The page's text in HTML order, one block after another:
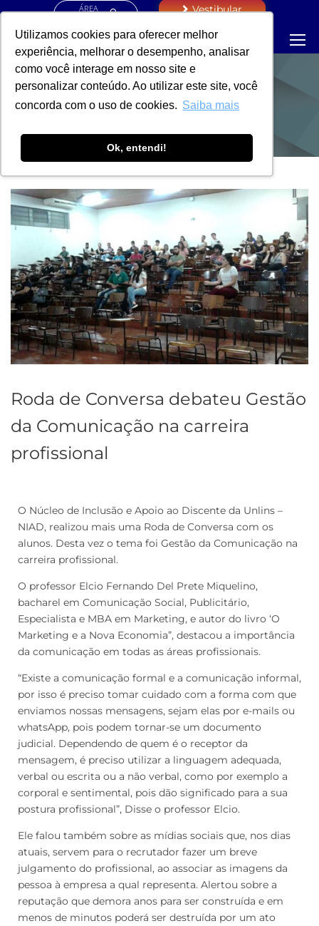
Utilizamos cookies para oferecer melhor
experiência, melhorar o desempenho, analisar
como você interage em nosso site e
personalizar conteúdo. Ao utilizar este site, você
concorda com o uso de cookies. Saiba mais
Ok, entendi!
ÁREA
Vestibular
NOTÍCIAS
Roda de Conversa debateu Gestão
da Comunicação na carreira
profissional
O Núcleo de Inclusão e Apoio ao Discente da Unlins –
NIAD, realizou mais uma Roda de Conversa com os
alunos. Desta vez o tema foi Gestão da Comunicação na
carreira profissional.
O professor Elcio Fernando Del Prete Miquelino,
bacharel em Comunicação Social, Publicitário,
Especialista e MBA em Marketing, e autor do livro ‘O
Marketing e a Nova Economia”, destacou a importância
da comunicação em todas as áreas profissionais.
“Existe a comunicação formal e a comunicação informal,
por isso é preciso tomar cuidado com a forma com que
enviamos nossas mensagens, sejam elas por e-mails ou
whatsApp, pois podem tornar-se um documento
judicial. Dependendo de quem é o receptor da
mensagem, é preciso utilizar a linguagem adequada,
verbal ou escrita ou a não verbal, como por exemplo a
corporal e sentimental, pois dão significado para a sua
postura profissional”, Disse o professor Elcio.
Ele falou também sobre as mídias sociais que, nos dias
atuais, servem para o recrutador fazer um breve
julgamento do profissional, ao associar as imagens da
pessoa à empresa a qual representa. Alertou sobre a
reputação que demora anos para ser construída e em
menos de minutos poderá ser destruída por um ato